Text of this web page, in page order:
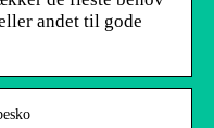
andet til gode